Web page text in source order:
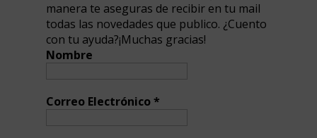
manera te aseguras de recibir en tu mail
todas las novedades que publico. ¿Cuento
con tu ayuda?¡Muchas gracias!
Nombre
Correo Electrónico*